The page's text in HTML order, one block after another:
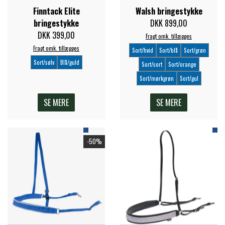
TERAPI PRODUKTER
STRØMPER
HUER & HALSTØRKLÆDER
GAVEARTIKLER VOKSNE
INSEKTBESKYTTELSE
HESTEBOLCHER & TREATS
TILSKUD & VITAMINER
SKO & SMEDEVÆRKTØJ
TRAVDÆKKEN & TILBEHØR
SKO & VÆRKTØJ
VOGNE & TILBEHØR
PONYTRAV
GALOP
PREMIER EQUINE LINERS & DÆKKEN
PREMIER EQUINE WALKER & RIDEDÆKKEN
PREMIER EQUINE INSEKTBESKYTTELSE
PREMIER EQUINE MAGNET & INFRARØD
TERAPI
PREMIER EQUINE GRIMER & TRÆKTOV
PREMIER EQUINE TRENSE & TILBEHØR
CARR & DAY & MARTIN
EMIN
FENWICK LIQUID TITANIUM®
FINNTACK
Finntack Elite
bringestykke
DKK 399,00
Fragt omk. tillægges
Sort/sølv
Blå/guld
SE MERE
Walsh bringestykke
DKK 899,00
Fragt omk. tillægges
Sort/hvid
Sort/blå
Sort/grøn
Sort/sort
Sort/orange
Sort/mørkgrøn
Sort/gul
SE MERE
-50%